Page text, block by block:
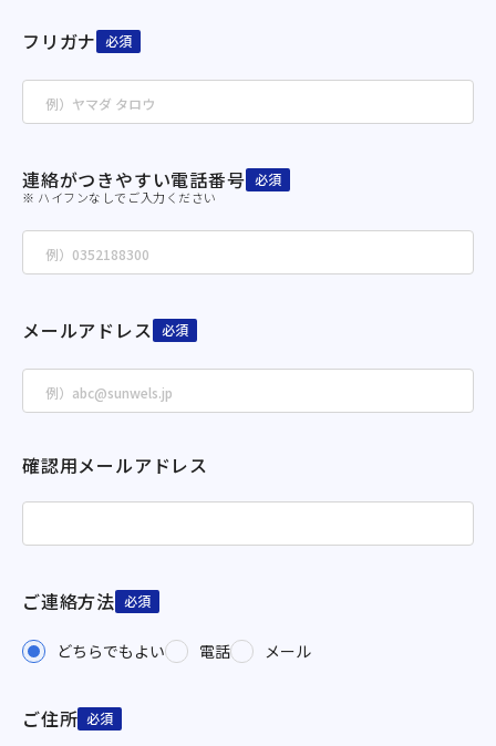
フリガナ 必須
連絡がつきやすい電話番号 必須
※ ハイフンなしでご入力ください
メールアドレス 必須
確認用メールアドレス
ご連絡方法 必須
どちらでもよい 電話 メール
ご住所 必須